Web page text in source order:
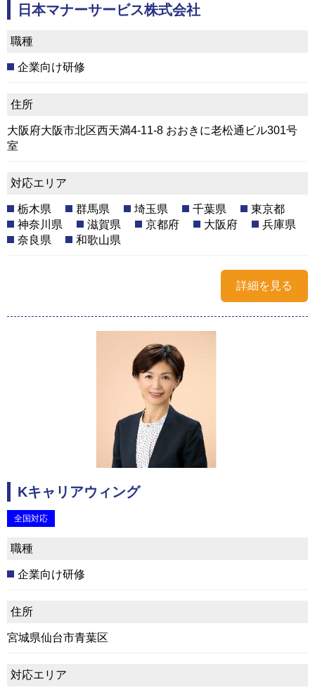
日本マナーサービス株式会社
職種
企業向け研修
住所
大阪府大阪市北区西天満4-11-8 おおきに老松通ビル301号
室
対応エリア
栃木県 群馬県 埼玉県 千葉県
東京都
神奈川県
滋賀県 京都府 大阪府
兵庫県
奈良県
和歌山県
詳細を見る
Kキャリアウィング
全国対応
職種
企業向け研修
住所
宮城県仙台市青葉区
対応エリア